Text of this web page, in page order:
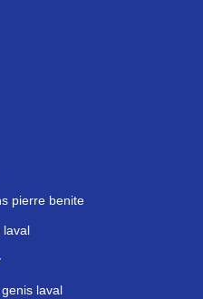
pierre benite
laval
laval